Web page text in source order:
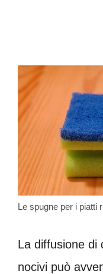
Le spugne per i piatti
La diffusione di
nocivi può